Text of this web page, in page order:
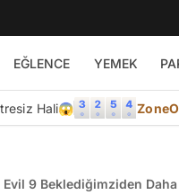
EĞLENCE YEMEK
Hali😱
Evil 9 Beklediğimziden